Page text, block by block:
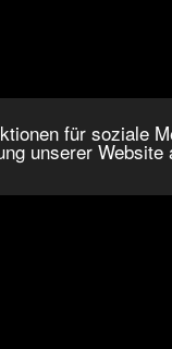
für soziale
unserer